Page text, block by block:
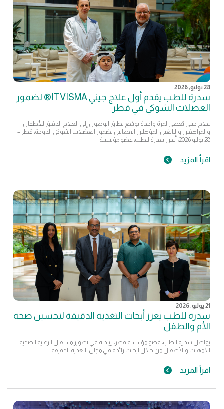
28 يوليو, 2026
سدرة للطب يقدم أول علاج جيني ITVISMA® لضمور
العضلات الشوكي في قطر
علاج جيني يُعطى لمرة واحدة يوسّع نطاق الوصول إلى العلاج الدقيق للأطفال
والمراهقين والبالغين المؤهلين المصابين بضمور العضلات الشوكي الدوحة، قطر –
28 يوليو 2026: أعلن سدرة للطب، عضو مؤسسة
اقرأ المزيد
21 يوليو, 2026
سدرة للطب يعزز أبحاث التغذية الدقيقة لتحسين صحة
الأم والطفل
يواصل سدرة للطب، عضو مؤسسة قطر، ريادته في تطوير مستقبل الرعاية الصحية
للأمهات والأطفال من خلال أبحاث رائدة في مجال التغذية الدقيقة،
اقرأ المزيد